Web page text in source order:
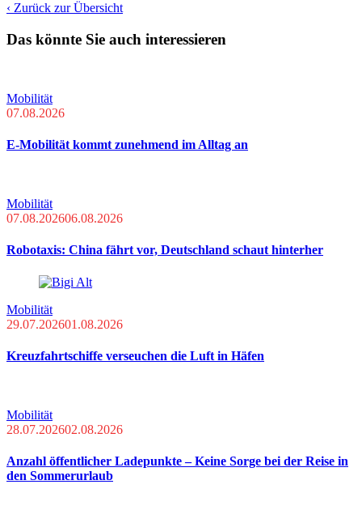
‹ Zurück zur Übersicht
Das könnte Sie auch interessieren
Mobilität
07.08.2026
E-Mobilität kommt zunehmend im Alltag an
Mobilität
07.08.202606.08.2026
Robotaxis: China fährt vor, Deutschland schaut hinterher
Mobilität
29.07.202601.08.2026
Kreuzfahrtschiffe verseuchen die Luft in Häfen
Mobilität
28.07.202602.08.2026
Anzahl öffentlicher Ladepunkte – Keine Sorge bei der Reise in
den Sommerurlaub